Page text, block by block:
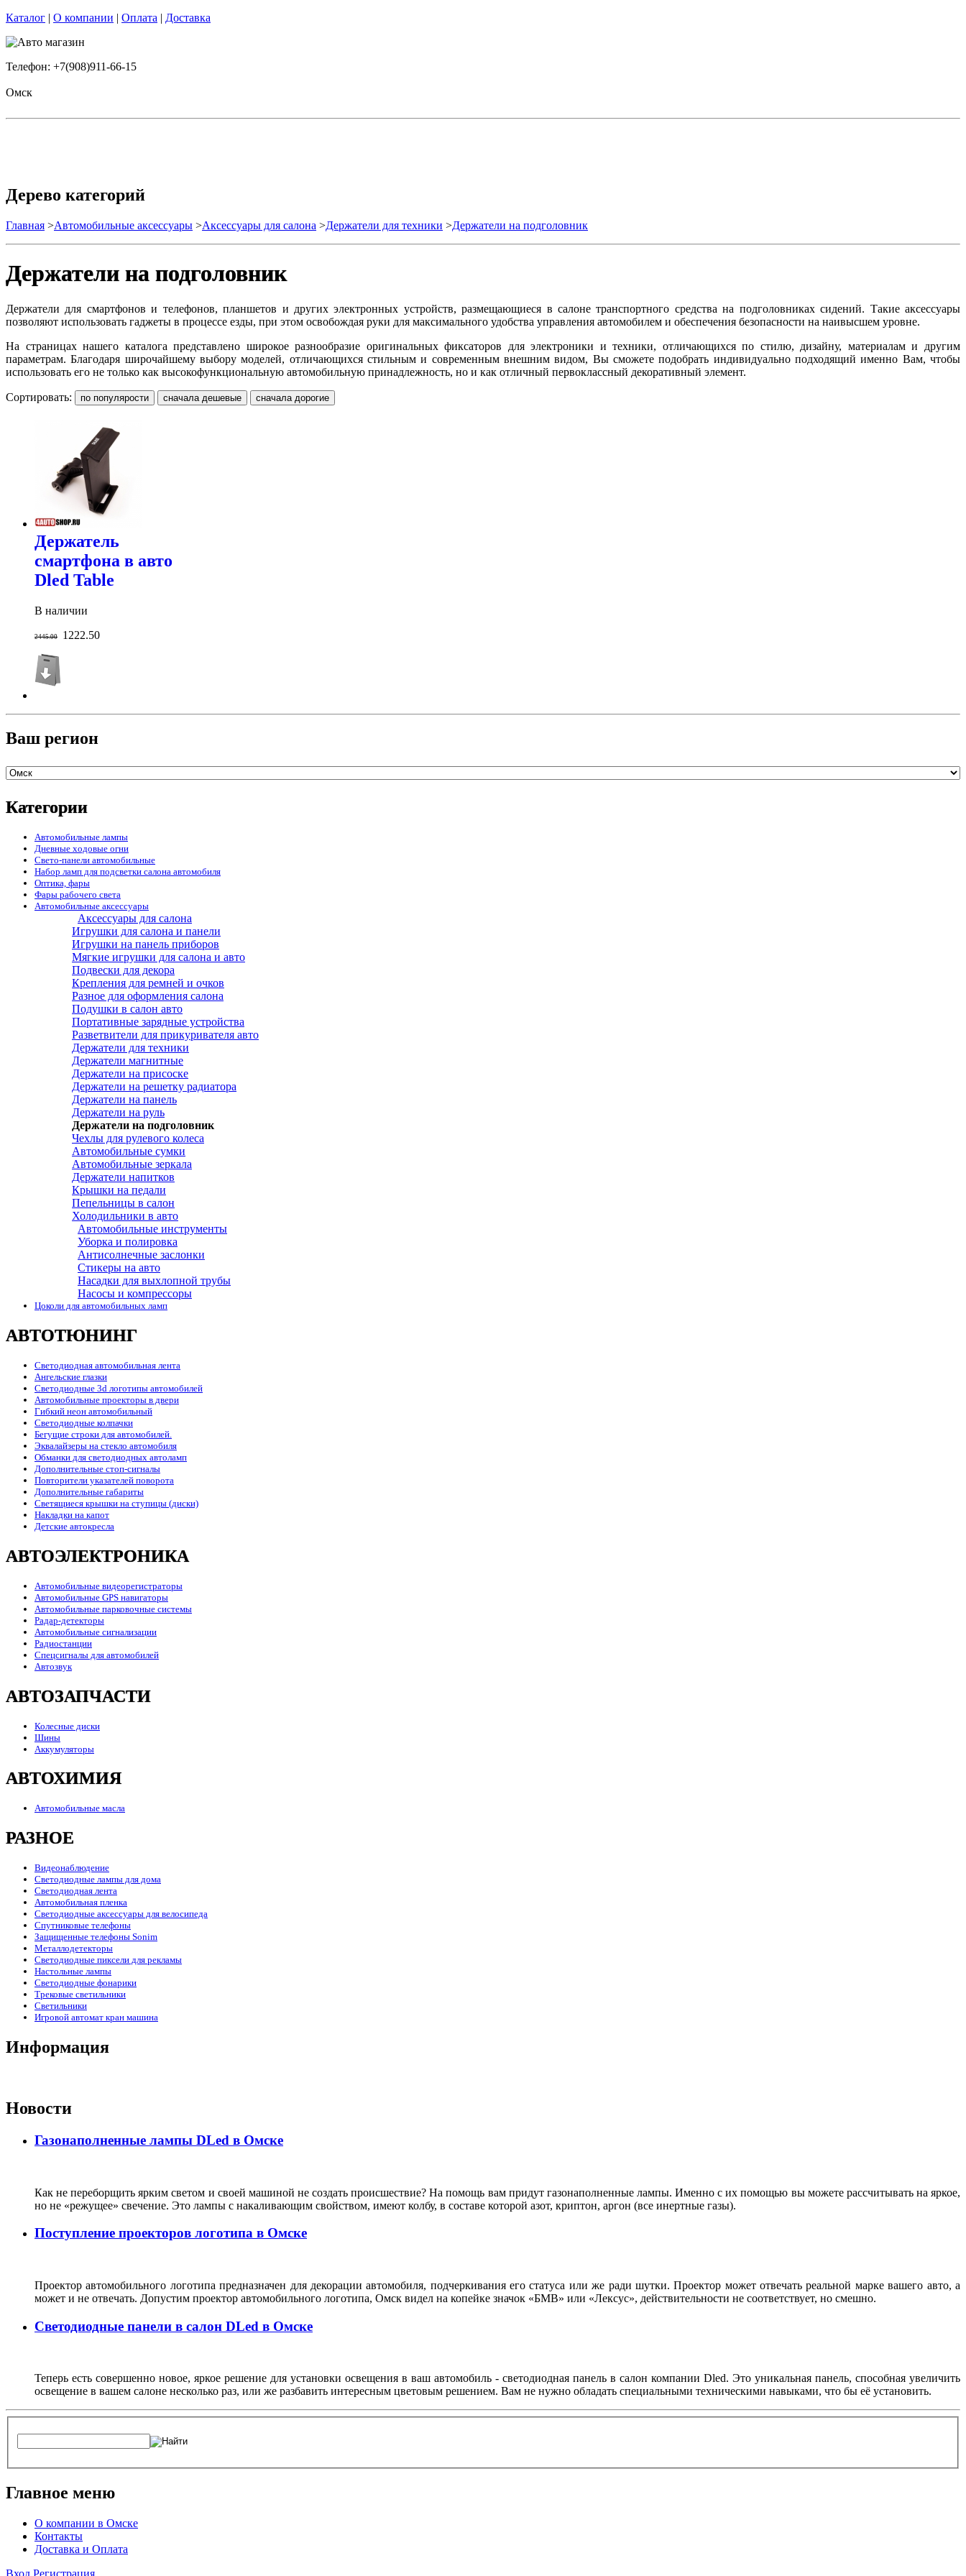
Каталог | О компании | Оплата | Доставка
Телефон: +7(908)911-66-15
Омск
Дерево категорий
Главная >Автомобильные аксессуары >Аксессуары для салона >Держатели для техники >Держатели на подголовник
Держатели на подголовник
Держатели для смартфонов и телефонов, планшетов и других электронных устройств, размещающиеся в салоне транспортного средства на подголовниках сидений. Такие аксессуары
позволяют использовать гаджеты в процессе езды, при этом освобождая руки для максимального удобства управления автомобилем и обеспечения безопасности на наивысшем уровне.
На страницах нашего каталога представлено широкое разнообразие оригинальных фиксаторов для электроники и техники, отличающихся по стилю, дизайну, материалам и другим
параметрам. Благодаря широчайшему выбору моделей, отличающихся стильным и современным внешним видом, Вы сможете подобрать индивидуально подходящий именно Вам, чтобы
использовать его не только как высокофункциональную автомобильную принадлежность, но и как отличный первоклассный декоративный элемент.
Сортировать:
Держатель
смартфона в авто
Dled Table
В наличии
2445.00 1222.50
Ваш регион
Категории
Автомобильные лампы
Дневные ходовые огни
Свето-панели автомобильные
Набор ламп для подсветки салона автомобиля
Оптика, фары
Фары рабочего света
Автомобильные аксессуары
Аксессуары для салона
Игрушки для салона и панели
Игрушки на панель приборов
Мягкие игрушки для салона и авто
Подвески для декора
Крепления для ремней и очков
Разное для оформления салона
Подушки в салон авто
Портативные зарядные устройства
Разветвители для прикуривателя авто
Держатели для техники
Держатели магнитные
Держатели на присоске
Держатели на решетку радиатора
Держатели на панель
Держатели на руль
Держатели на подголовник
Чехлы для рулевого колеса
Автомобильные сумки
Автомобильные зеркала
Держатели напитков
Крышки на педали
Пепельницы в салон
Холодильники в авто
Автомобильные инструменты
Уборка и полировка
Антисолнечные заслонки
Стикеры на авто
Насадки для выхлопной трубы
Насосы и компрессоры
Цоколи для автомобильных ламп
АВТОТЮНИНГ
Светодиодная автомобильная лента
Ангельские глазки
Светодиодные 3d логотипы автомобилей
Автомобильные проекторы в двери
Гибкий неон автомобильный
Светодиодные колпачки
Бегущие строки для автомобилей.
Эквалайзеры на стекло автомобиля
Обманки для светодиодных автоламп
Дополнительные стоп-сигналы
Повторители указателей поворота
Дополнительные габариты
Светящиеся крышки на ступицы (диски)
Накладки на капот
Детские автокресла
АВТОЭЛЕКТРОНИКА
Автомобильные видеорегистраторы
Автомобильные GPS навигаторы
Автомобильные парковочные системы
Радар-детекторы
Автомобильные сигнализации
Радиостанции
Спецсигналы для автомобилей
Автозвук
АВТОЗАПЧАСТИ
Колесные диски
Шины
Аккумуляторы
АВТОХИМИЯ
Автомобильные масла
РАЗНОЕ
Видеонаблюдение
Светодиодные лампы для дома
Светодиодная лента
Автомобильная пленка
Светодиодные аксессуары для велосипеда
Спутниковые телефоны
Защищенные телефоны Sonim
Металлодетекторы
Светодиодные пиксели для рекламы
Настольные лампы
Светодиодные фонарики
Трековые светильники
Светильники
Игровой автомат кран машина
Информация
Новости
Газонаполненные лампы DLed в Омске
Как не переборщить ярким светом и своей машиной не создать происшествие? На помощь вам придут газонаполненные лампы. Именно с их помощью вы можете рассчитывать на яркое,
но не «режущее» свечение. Это лампы с накаливающим свойством, имеют колбу, в составе которой азот, криптон, аргон (все инертные газы).
Поступление проекторов логотипа в Омске
Проектор автомобильного логотипа предназначен для декорации автомобиля, подчеркивания его статуса или же ради шутки. Проектор может отвечать реальной марке вашего авто, а
может и не отвечать. Допустим проектор автомобильного логотипа, Омск видел на копейке значок «БМВ» или «Лексус», действительности не соответствует, но смешно.
Светодиодные панели в салон DLed в Омске
Теперь есть совершенно новое, яркое решение для установки освещения в ваш автомобиль - светодиодная панель в салон компании Dled. Это уникальная панель, способная увеличить
освещение в вашем салоне несколько раз, или же разбавить интересным цветовым решением. Вам не нужно обладать специальными техническими навыками, что бы её установить.
Главное меню
О компании в Омске
Контакты
Доставка и Оплата
Вход Регистрация